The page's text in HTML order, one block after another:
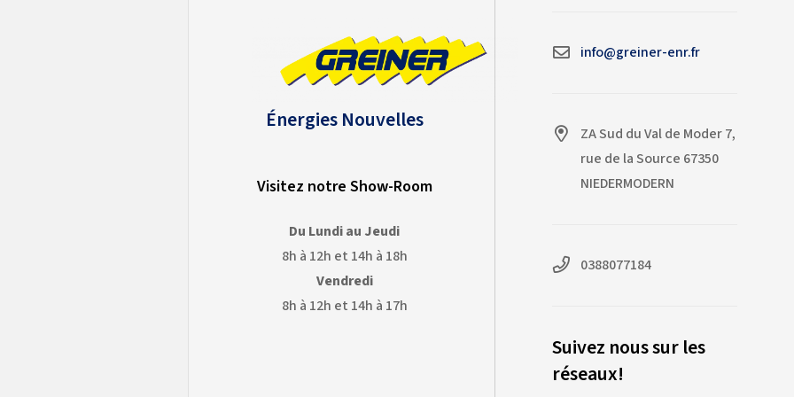
professionnalisme !
Énergies Nouvelles
Visitez notre Show-Room
Du Lundi au Jeudi
8h à 12h et 14h à 18h
Vendredi
8h à 12h et 14h à 17h
info@greiner-enr.fr
ZA Sud du Val de Moder 7,
rue de la Source 67350
NIEDERMODERN
0388077184
Suivez nous sur les
réseaux!